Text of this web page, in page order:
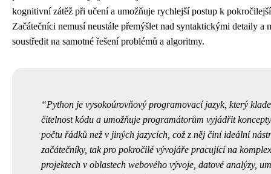
kognitivní zátěž při učení a umožňuje rychlejší postup k
Začátečníci nemusí neustále přemýšlet nad syntaktickými detaily a
soustředit na samotné řešení problémů a algoritmy.
Python je vysokoúrovňový programovací jazyk, který
čitelnost kódu a umožňuje programátorům vyjádřit
počtu řádků než v jiných jazycích, což z něj činí ideální
začátečníky, tak pro pokročilé vývojáře pracující na
projektech v oblastech webového vývoje, datové analýzy,